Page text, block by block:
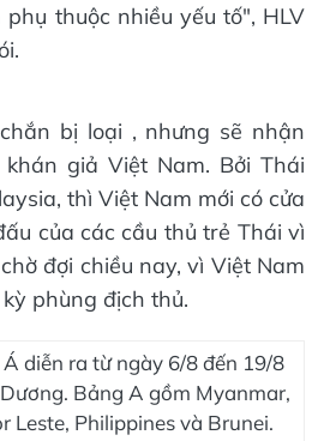
thuộc nhiều yếu tố", HLV
bị loại , nhưng sẽ nhận
giả Việt Nam. Bởi Thái
thì Việt Nam mới có cửa
của các cầu thủ trẻ Thái vì
đợi chiều nay, vì Việt Nam
phùng địch thủ.
diễn ra từ ngày 6/8 đến 19/8
Bảng A gồm Myanmar,
Leste, Philippines và Brunei.